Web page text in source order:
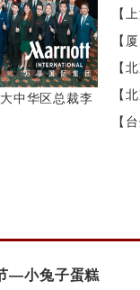
中华区总裁李
【
【
【
【
【
—小兔子蛋糕